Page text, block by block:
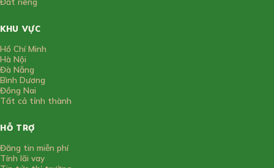
KHU VỰC
Hồ Chí Minh
Hà Nội
Đà Nẵng
Bình Dương
Đồng Nai
Tất cả tỉnh thành
HỖ TRỢ
Đăng tin miễn phí
Tính lãi vay